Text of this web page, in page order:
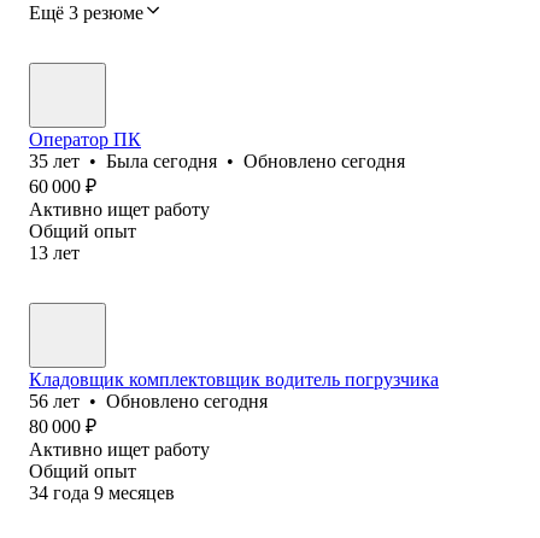
Ещё 3 резюме
Оператор ПК
35 лет • Была сегодня • Обновлено сегодня
60 000 ₽
Активно ищет работу
Общий опыт
13 лет
Кладовщик комплектовщик водитель погрузчика
56 лет • Обновлено сегодня
80 000 ₽
Активно ищет работу
Общий опыт
34 года 9 месяцев